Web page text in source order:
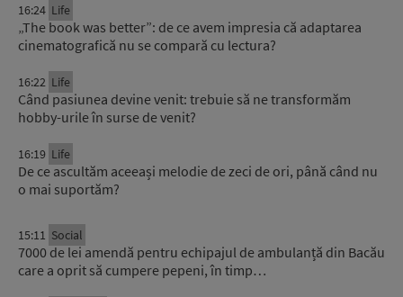
16:24 Life
„The book was better”: de ce avem impresia că adaptarea
cinematografică nu se compară cu lectura?
16:22 Life
Când pasiunea devine venit: trebuie să ne transformăm
hobby-urile în surse de venit?
16:19 Life
De ce ascultăm aceeași melodie de zeci de ori, până când nu
o mai suportăm?
15:11 Social
7000 de lei amendă pentru echipajul de ambulanță din Bacău
care a oprit să cumpere pepeni, în timp…